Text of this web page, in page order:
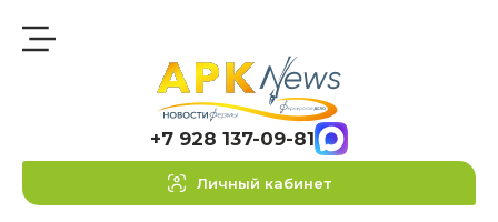
+7 928 137-09-81
Личный кабинет